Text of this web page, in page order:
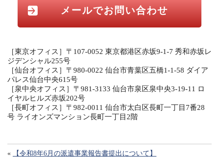
メールでお問い合わせ
［東京オフィス］〒107-0052 東京都港区赤坂9-1-7 秀和赤坂レ
ジデンシャル255号
［仙台オフィス］〒980-0022 仙台市青葉区五橋1-1-58 ダイア
パレス仙台中央615号
［泉中央オフィス］〒981-3133 仙台市泉区泉中央3-19-11 ロ
イヤルヒルズ赤坂202号
［長町オフィス］〒982-0011 仙台市太白区長町一丁目7番28
号 ライオンズマンション長町一丁目2階
«
【令和8年6月の派遣事業報告書提出について】